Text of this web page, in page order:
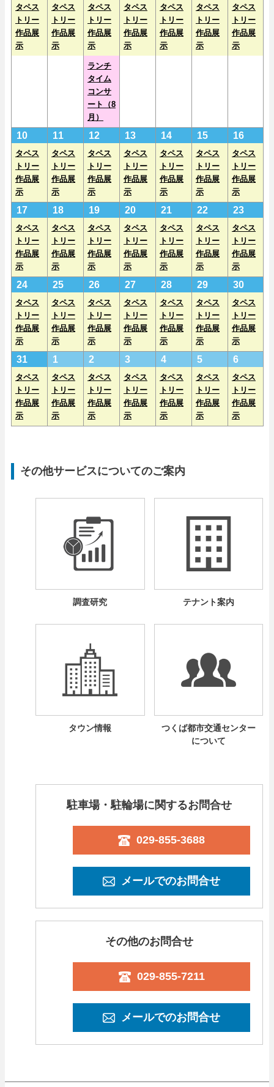
月
2
7
月
2
8
月
2
9
月
3
0
月
3
1
月
1
日
月
2
日
0
2
6
年
e
v
e
n
タペス
トリー
作品展
示
0
2
6
年
e
v
e
n
タペス
トリー
作品展
示
0
2
6
年
8
月
5
日
e
v
e
n
t
s)
タペス
トリー
作品展
示
ランチ
タイム
コンサ
ート（8
月）
0
2
6
年
e
v
e
n
タペス
トリー
作品展
示
0
2
6
年
e
v
e
n
タペス
トリー
作品展
示
0
2
6
年
e
v
e
n
タペス
トリー
作品展
示
0
2
6
年
e
v
e
n
タペス
トリー
作品展
示
102
0
2
6
月
1
0
(1
e
v
e
タペス
トリー
作品展
示
11
0
2
6
8
月
1
1
e
v
e
t)
タペス
トリー
作品展
示
12
0
2
6
8
月
1
2
e
v
e
t)
タペス
トリー
作品展
示
132
0
2
6
8
月
1
3
(1
e
v
e
t)
タペス
トリー
作品展
示
142
0
2
6
8
月
1
4
(1
e
v
e
t)
タペス
トリー
作品展
示
152
0
2
6
8
月
1
5
(1
e
v
e
t)
タペス
トリー
作品展
示
162
0
2
6
8
月
1
6
(1
e
v
e
t)
タペス
トリー
作品展
示
172
0
2
6
8
月
1
7
(1
e
v
e
t)
タペス
トリー
作品展
示
182
0
2
6
8
月
1
8
(1
e
v
e
t)
タペス
トリー
作品展
示
192
0
2
6
8
月
1
9
(1
e
v
e
t)
タペス
トリー
作品展
示
202
0
2
6
月
2
0
(1
e
v
e
タペス
トリー
作品展
示
21
0
2
6
8
月
2
1
e
v
e
t)
タペス
トリー
作品展
示
22
0
2
6
8
月
2
2
e
v
e
t)
タペス
トリー
作品展
示
232
0
2
6
8
月
2
3
(1
e
v
e
t)
タペス
トリー
作品展
示
242
0
2
6
8
月
2
4
(1
e
v
e
t)
タペス
トリー
作品展
示
252
0
2
6
月
2
5
(1
e
v
e
タペス
トリー
作品展
示
262
0
2
6
月
2
6
(1
e
v
e
タペス
トリー
作品展
示
272
0
2
6
月
2
7
(1
e
v
e
タペス
トリー
作品展
示
282
0
2
6
月
2
8
(1
e
v
e
タペス
トリー
作品展
示
292
0
2
6
月
2
9
(1
e
v
e
タペス
トリー
作品展
示
302
0
2
6
月
3
0
(1
e
v
e
タペス
トリー
作品展
示
31
0
2
6
3
日
e
v
e
タペス
トリー
作品展
示
1
0
2
6
年
1
e
v
e
n
タペス
トリー
作品展
示
2
0
2
6
年
2
e
v
e
n
タペス
トリー
作品展
示
32
0
2
6
年
3
(1
e
v
e
n
タペス
トリー
作品展
示
42
0
2
6
年
4
(1
e
v
e
n
タペス
トリー
作品展
示
52
0
2
6
年
(1
e
v
e
n
タペス
トリー
作品展
示
62
0
2
6
年
(1
e
v
e
n
タペス
トリー
作品展
示
その他サービスについてのご案内
調査研究 テナント案内
タウン情報
つくば都市交通センター
について
駐車場・駐輪場に関するお問合せ
029-855-3688
メールでのお問合せ
その他のお問合せ
029-855-7211
メールでのお問合せ